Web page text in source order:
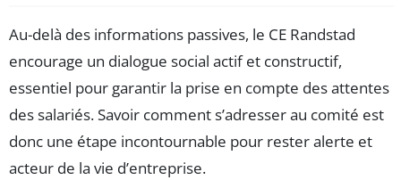
Au-delà des informations passives, le CE Randstad
encourage un dialogue social actif et constructif,
essentiel pour garantir la prise en compte des attentes
des salariés. Savoir comment s’adresser au comité est
donc une étape incontournable pour rester alerte et
acteur de la vie d’entreprise.